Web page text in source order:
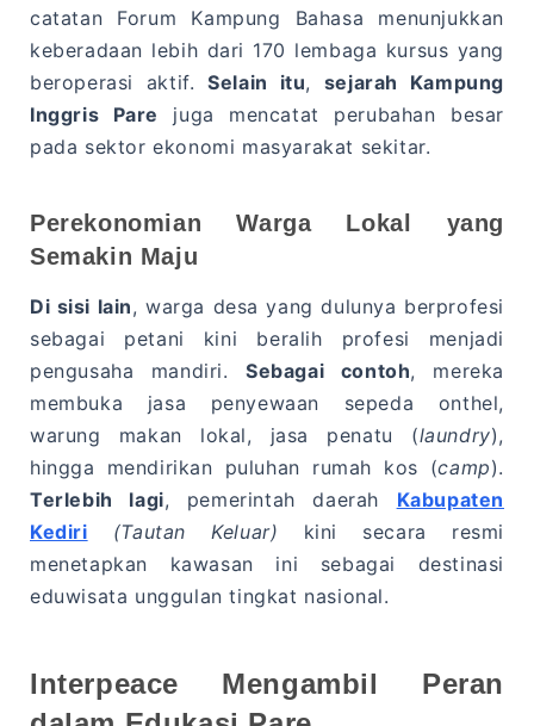
catatan Forum Kampung Bahasa menunjukkan
keberadaan lebih dari 170 lembaga kursus yang
beroperasi aktif.Selain itu, sejarah Kampung
Inggris Pare juga mencatat perubahan besar
pada sektor ekonomi masyarakat sekitar.
Perekonomian Warga Lokal yang
Semakin Maju
Di sisi lain, warga desa yang dulunya berprofesi
sebagai petani kini beralih profesi menjadi
pengusaha mandiri.Sebagai contoh, mereka
membuka jasa penyewaan sepeda onthel,
warung makan lokal, jasa penatu (laundry),
hingga mendirikan puluhan rumah kos (camp).
Terlebih lagi, pemerintah daerah Kabupaten
Kediri
(Tautan Keluar) kini secara resmi
menetapkan kawasan ini sebagai destinasi
eduwisata unggulan tingkat nasional.
Interpeace Mengambil Peran